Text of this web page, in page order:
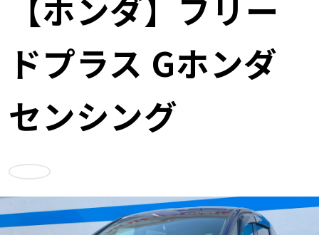
クルマを売る
お店を探す
車検サービス トップ
オイル交換・点検・整備予約
【ホンダ】フリー
ドプラス Gホンダ
センシング
お気に入り